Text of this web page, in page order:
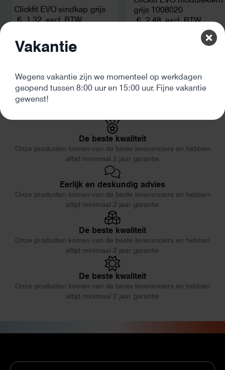
Clickfit EVO eindkap grijs
€1,32 excl. BTW
grijs 1008020
€2,48 excl. BTW
De beste kwaliteit
Onze producten komen van de beste leveranciers en hebben
altijd minimaal 2 jaar garantie
Eerlijk en deskundig advies
Onze producten komen van de beste leveranciers en hebben
altijd minimaal 2 jaar garantie
De beste kwaliteit
Onze producten komen van de beste leveranciers en hebben
altijd minimaal 2 jaar garantie
De beste kwaliteit
Onze producten komen van de beste leveranciers en hebben
altijd minimaal 2 jaar garantie
Vakantie
Wegens vakantie zijn we momenteel op werkdagen
geopend tussen 8:00 uur en 15:00 uur. Fijne vakantie
gewenst!